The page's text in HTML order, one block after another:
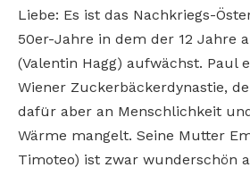
Liebe: Es ist das Nachkriegs-
50er-Jahre in dem der 12 Jahre
(Valentin Hagg) aufwächst. Paul
Wiener Zuckerbäckerdynastie,
dafür aber an Menschlichkeit
Wärme mangelt. Seine Mutter
Timoteo) ist zwar wunderschön